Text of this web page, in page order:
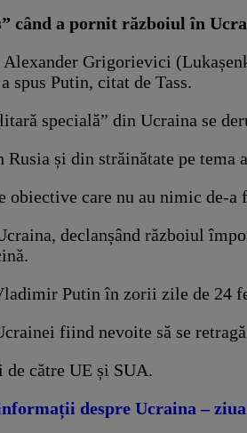
când a pornit războiul în
Grigorievici
spus Putin, citat de Tass.
specială” din Ucraina se
și din străinătate pe tema
care nu au nimic de-
declanșând războiul
Putin în zorii zile de 24
fiind nevoite să se
de către UE și SUA.
despre Ucraina –